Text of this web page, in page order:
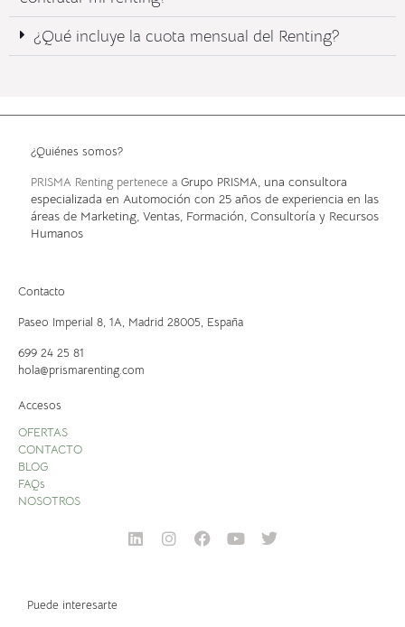
¿Qué incluye la cuota mensual del Renting?​
¿Quiénes somos?
PRISMA Renting pertenece a Grupo PRISMA, una consultora
especializada en Automoción con 25 años de experiencia en las
áreas de Marketing, Ventas, Formación, Consultoría y Recursos
Humanos
Contacto
Paseo Imperial 8, 1A, Madrid 28005, España
699 24 25 81
hola@prismarenting.com
Accesos
OFERTAS
CONTACTO
BLOG
FAQs
NOSOTROS
Puede interesarte